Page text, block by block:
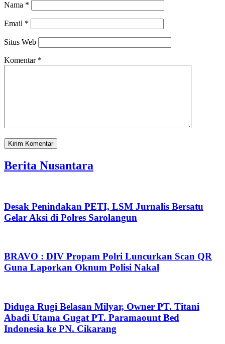
Nama *
Email *
Situs Web
Komentar *
Berita Nusantara
Desak Penindakan PETI, LSM Jurnalis Bersatu
Gelar Aksi di Polres Sarolangun
BRAVO : DIV Propam Polri Luncurkan Scan QR
Guna Laporkan Oknum Polisi Nakal
Diduga Rugi Belasan Milyar, Owner PT. Titani
Abadi Utama Gugat PT. Paramaount Bed
Indonesia ke PN. Cikarang